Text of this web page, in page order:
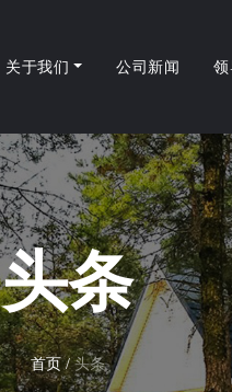
关于我们 公司新闻 领
头条
首页/ 头条